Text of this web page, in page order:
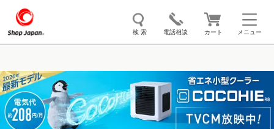
メニュー
検 索 電話相談 カート
トゥルースリーパー ここひえ 枕
掃除機 クッキングプロ 補聴器 マイキュット
エアコン オーラルスマイル